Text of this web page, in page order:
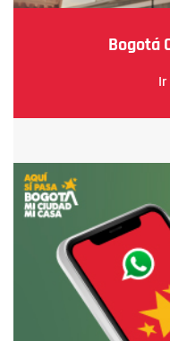
Bogotá